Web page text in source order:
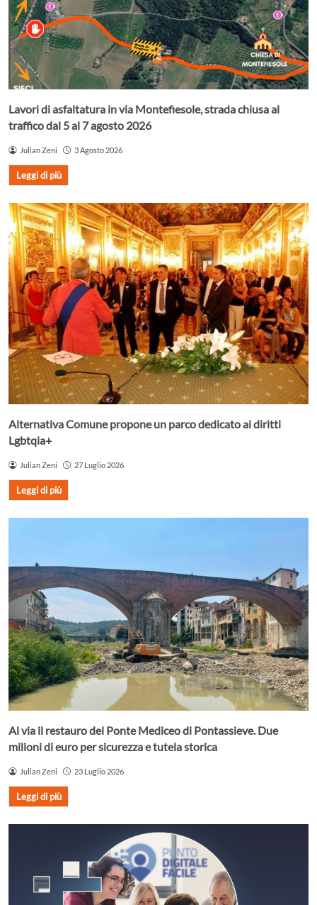
Lavori di asfaltatura in via Montefiesole, strada chiusa al
traffico dal 5 al 7 agosto 2026
Julian Zeni 3 Agosto 2026
Leggi di più
Alternativa Comune propone un parco dedicato ai diritti
Lgbtqia+
Julian Zeni 27 Luglio 2026
Leggi di più
Al via il restauro del Ponte Mediceo di Pontassieve. Due
milioni di euro per sicurezza e tutela storica
Julian Zeni 23 Luglio 2026
Leggi di più